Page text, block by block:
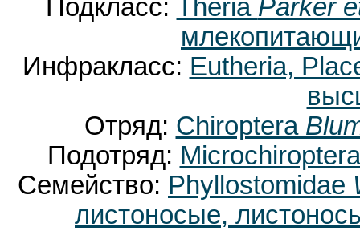
Подкласс: Theria Parker
Инфракласс: Eutheria,
Отряд: Chiroptera
Подотряд:
Семейство: Phyllostomidae
листоносые,